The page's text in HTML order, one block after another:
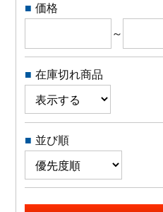
Instagram
facebook
お問い合わせ
プライバシーポリシー
特定商取引法に関する表
価格
～
在庫切れ商品
並び順